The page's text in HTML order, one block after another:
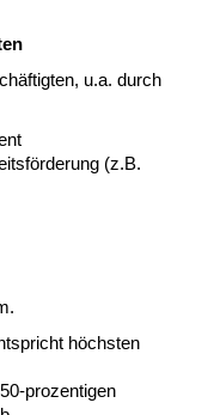
u.a. durch
(z.B.
höchsten
prozentigen